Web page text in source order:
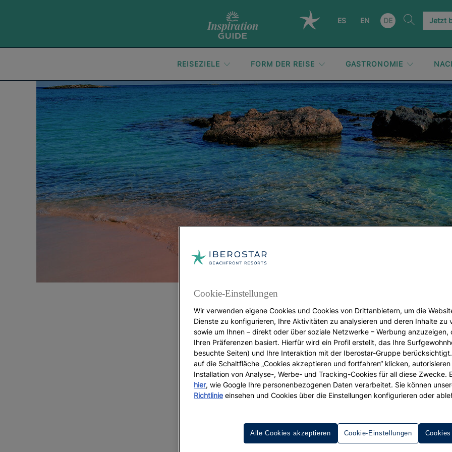
ES EN DE Jetzt
REISEZIELE FORM DER REISE GASTRONOMIE
REISEZIELE
Urlaub in Griechenland
10 optionen, die
dass Kreta einzigartig
Cookie-Einstellungen
Wir verwenden eigene Cookies und Cookies von Drittanbietern, um die
Dienste zu konfigurieren, Ihre Aktivitäten zu analysieren und deren Inhalte zu
sowie um Ihnen – direkt oder über soziale Netzwerke – Werbung anzuzeigen,
Ihren Präferenzen basiert. Hierfür wird ein Profil erstellt, das Ihre
besuchte Seiten) und Ihre Interaktion mit der Iberostar-Gruppe berücksichtigt.
auf die Schaltfläche „Cookies akzeptieren und fortfahren“ klicken, autorisieren
Installation von Analyse-, Werbe- und Tracking-Cookies für all diese Zwecke.
hier, wie Google Ihre personenbezogenen Daten verarbeitet. Sie können
Richtlinie einsehen und Cookies über die Einstellungen konfigurieren oder
Cookie-Einstellungen
Alle Cookies akzeptieren